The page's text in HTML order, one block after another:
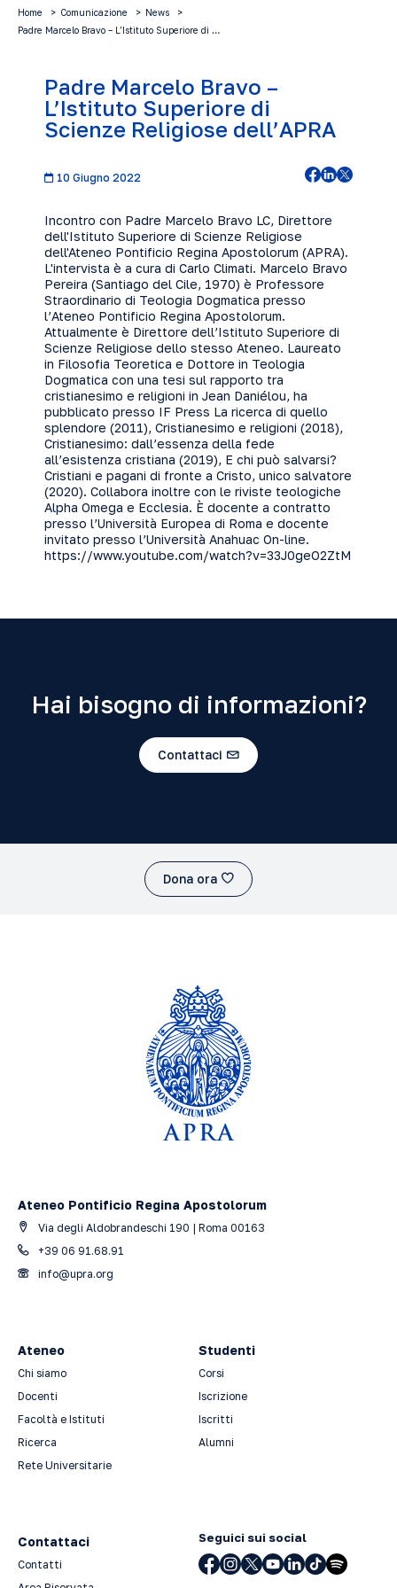
Home Comunicazione
News
Padre Marcelo Bravo – L’Istituto Superiore di …
Padre Marcelo Bravo –
L’Istituto Superiore di
Scienze Religiose dell’APRA
10 Giugno 2022
Incontro con Padre Marcelo Bravo LC, Direttore
dell'Istituto Superiore di Scienze Religiose
dell'Ateneo Pontificio Regina Apostolorum (APRA).
L'intervista è a cura di Carlo Climati. Marcelo Bravo
Pereira (Santiago del Cile, 1970) è Professore
Straordinario di Teologia Dogmatica presso
l’Ateneo Pontificio Regina Apostolorum.
Attualmente è Direttore dell’Istituto Superiore di
Scienze Religiose dello stesso Ateneo. Laureato
in Filosofia Teoretica e Dottore in Teologia
Dogmatica con una tesi sul rapporto tra
cristianesimo e religioni in Jean Daniélou, ha
pubblicato presso IF Press La ricerca di quello
splendore (2011), Cristianesimo e religioni (2018),
Cristianesimo: dall’essenza della fede
all’esistenza cristiana (2019), E chi può salvarsi?
Cristiani e pagani di fronte a Cristo, unico salvatore
(2020). Collabora inoltre con le riviste teologiche
Alpha Omega e Ecclesia. È docente a contratto
presso l’Università Europea di Roma e docente
invitato presso l’Università Anahuac On-line.
https://www.youtube.com/watch?v=33J0geO2ZtM
Hai bisogno di informazioni?
Contattaci
Dona ora
Ateneo Pontificio Regina Apostolorum
Via degli Aldobrandeschi 190 | Roma 00163
+39 06 91.68.91
info@upra.org
Ateneo
Chi siamo
Docenti
Facoltà e Istituti
Ricerca
Rete Universitarie
Studenti
Corsi
Iscrizione
Iscritti
Alumni
Contattaci
Contatti
Seguici sui social